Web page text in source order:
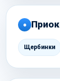
●
Щербинки